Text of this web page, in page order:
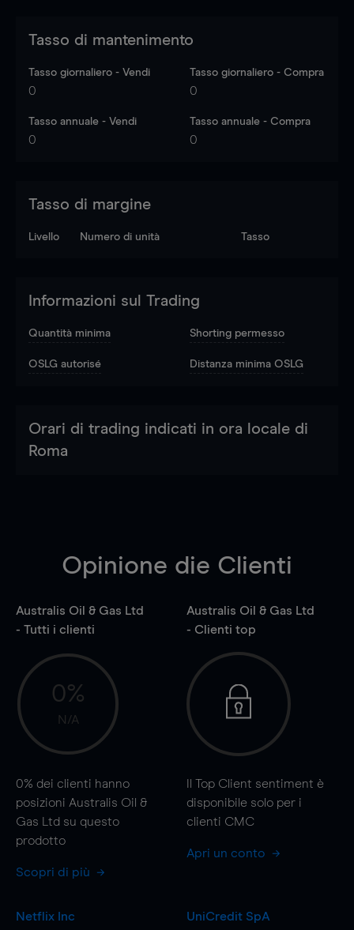
Tasso di mantenimento
Tasso giornaliero - Vendi
0
Tasso giornaliero - Compra
0
Tasso annuale - Vendi
0
Tasso annuale - Compra
0
Tasso di margine
Livello Numero di unità Tasso
Informazioni sul Trading
Quantità minima Shorting permesso
OSLG autorisé Distanza minima OSLG
Orari di trading indicati in ora locale di
Roma
Opinione die Clienti
Australis Oil & Gas Ltd
- Tutti i clienti
0%
N/A
0% dei clienti hanno
posizioni Australis Oil &
Gas Ltd su questo
prodotto
Scopri di più
Australis Oil & Gas Ltd
- Clienti top
Il Top Client sentiment è
disponibile solo per i
clienti CMC
Apri un conto
Netflix Inc
UniCredit SpA